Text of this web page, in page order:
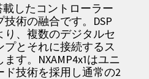
載したコントローラー
術の融合です。DSP
、複数のデジタルセ
とそれに接続するス
す。NXAMP4x1はユニ
技術を採用し通常の2